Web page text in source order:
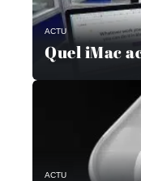
ACTU
Quel iMac
ACTU